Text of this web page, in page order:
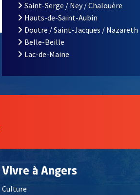
fenêtrefenêtre
Saint-Serge / Ney / Chalouère
Hauts-de-Saint-Aubin
Doutre / Saint-Jacques / Nazareth
Belle-Beille
Lac-de-Maine
Vivre à Angers
Culture